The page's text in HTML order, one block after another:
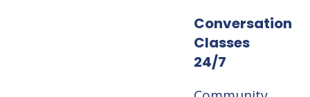
Conversation
Classes
24/7